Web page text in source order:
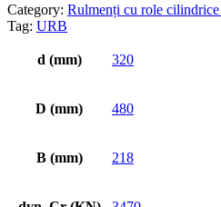
Category: Rulmenți cu role
Tag: URB
d (mm) 320
D (mm) 480
B (mm) 218